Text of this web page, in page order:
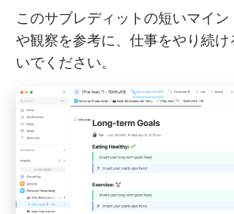
このサブレディットの短いマイン
や観察を参考に、仕事をやり続け
いでください。